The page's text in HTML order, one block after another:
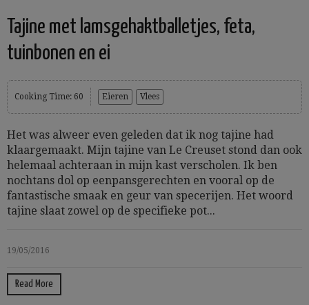
Tajine met lamsgehaktballetjes, feta,
tuinbonen en ei
Cooking Time: 60 Eieren Vlees
Het was alweer even geleden dat ik nog tajine had
klaargemaakt. Mijn tajine van Le Creuset stond dan ook
helemaal achteraan in mijn kast verscholen. Ik ben
nochtans dol op eenpansgerechten en vooral op de
fantastische smaak en geur van specerijen. Het woord
tajine slaat zowel op de specifieke pot...
19/05/2016
Read More